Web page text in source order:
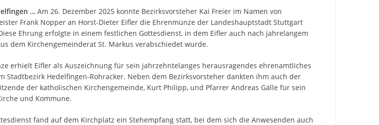
… Am 26. Dezember 2025 konnte Bezirksvorsteher Kai Freier im Namen von
Frank Nopper an Horst-Dieter Eifler die Ehrenmünze der Landeshauptstadt Stuttgart
Ehrung erfolgte in einem festlichen Gottesdienst, in dem Eifler auch nach jahrelangem
dem Kirchengemeinderat St. Markus verabschiedet wurde.
erhielt Eifler als Auszeichnung für sein jahrzehntelanges herausragendes ehrenamtliches
Stadtbezirk Hedelfingen-Rohracker. Neben dem Bezirksvorsteher dankten ihm auch der
der katholischen Kirchengemeinde, Kurt Philipp, und Pfarrer Andreas Gälle für sein
und Kommune.
fand auf dem Kirchplatz ein Stehempfang statt, bei dem sich die Anwesenden auch